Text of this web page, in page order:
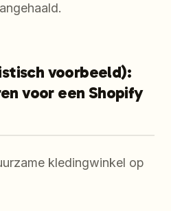
voorbeeld):
voor een Shopify
kledingwinkel op